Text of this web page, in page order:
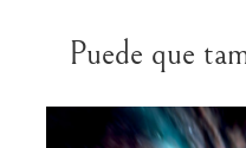
Puede que